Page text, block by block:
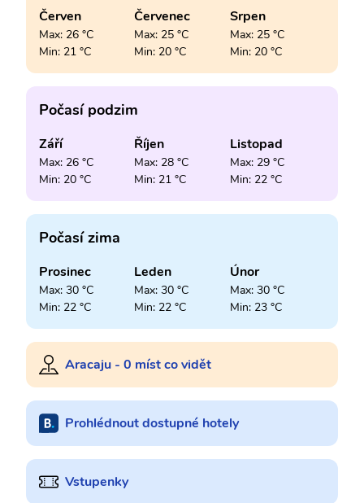
Červen
Max: 26 °C
Min: 21 °C
Červenec
Max: 25 °C
Min: 20 °C
Srpen
Max: 25 °C
Min: 20 °C
Počasí podzim
Září
Max: 26 °C
Min: 20 °C
Říjen
Max: 28 °C
Min: 21 °C
Listopad
Max: 29 °C
Min: 22 °C
Počasí zima
Prosinec
Max: 30 °C
Min: 22 °C
Leden
Max: 30 °C
Min: 22 °C
Únor
Max: 30 °C
Min: 23 °C
Aracaju - 0 míst co vidět
Prohlédnout dostupné hotely
Vstupenky